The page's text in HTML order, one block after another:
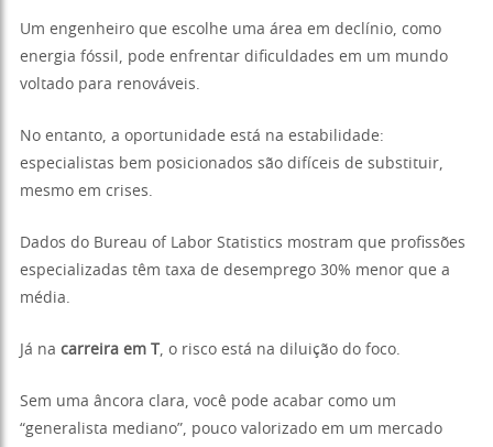
Um engenheiro que escolhe uma área em declínio, como
energia fóssil, pode enfrentar dificuldades em um mundo
voltado para renováveis.
No entanto, a oportunidade está na estabilidade:
especialistas bem posicionados são difíceis de substituir,
mesmo em crises.
Dados do Bureau of Labor Statistics mostram que profissões
especializadas têm taxa de desemprego 30% menor que a
média.
Já na carreira em T , o risco está na diluição do foco.
Sem uma âncora clara, você pode acabar como um
“generalista mediano”, pouco valorizado em um mercado